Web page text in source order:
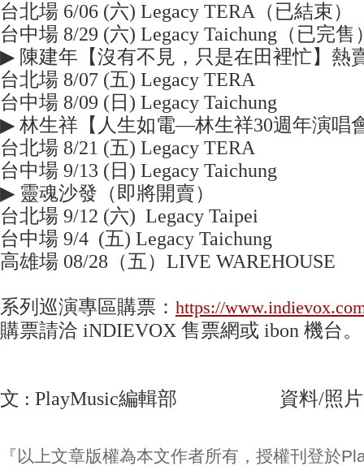
台北場 6/06 (六) Legacy TERA（已結束）
台中場 8/29 (六) Legacy Taichung（已完售
▶ 陳建年【沒有不見，只是在田裡忙】熱
台北場 8/07 (五) Legacy TERA
台中場 8/09 (日) Legacy Taichung
▶ 林生祥【人生如電—林生祥30週年演唱
台北場 8/21 (五) Legacy TERA
台中場 9/13 (日) Legacy Taichung
▶ 靈魂沙發（即將開賣）
台北場 9/12 (六) Legacy Taipei
台中場 9/4 (五) Legacy Taichung
高雄場 08/28（五）LIVE WAREHOUSE
系列巡演專區購票： https://
購票請洽 iNDIEVOX 售票網或 ibon 機台。
文 : PlayMusic編輯部 資料/照片
『以上文章版權為本文作者所有，授權刊登於